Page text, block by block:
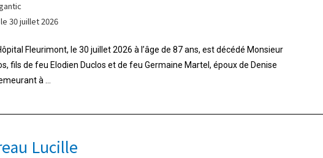
30 juillet 2026
Fleurimont, le 30 juillet 2026 à l’âge de 87 ans, est décédé Monsieur
fils de feu Elodien Duclos et de feu Germaine Martel, époux de Denise
à ...
Lucille